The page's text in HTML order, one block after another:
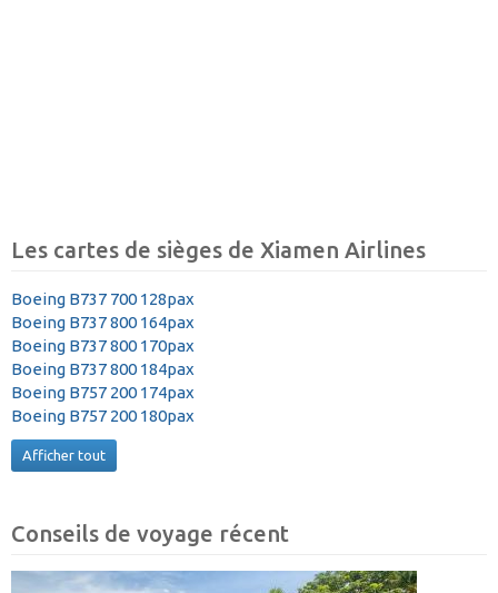
Les cartes de sièges de Xiamen Airlines
Boeing B737 700 128pax
Boeing B737 800 164pax
Boeing B737 800 170pax
Boeing B737 800 184pax
Boeing B757 200 174pax
Boeing B757 200 180pax
Afficher tout
Conseils de voyage récent